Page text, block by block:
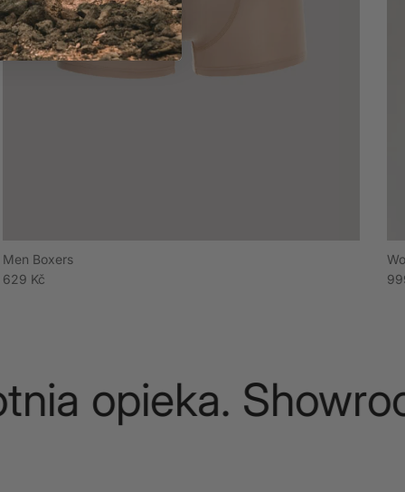
Men Boxers
Cena regularna
629 Kč
Showroom.